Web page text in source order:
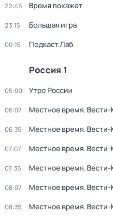
22:45 Время покажет
23:15 Большая игра
00:15 Подкаст.Лаб
Россия 1
05:00 Утро России
06:07 Местное время. Вести-
06:35 Местное время. Вести-
07:07 Местное время. Вести-
07:35 Местное время. Вести-
08:07 Местное время. Вести-
08:35 Местное время. Вести-